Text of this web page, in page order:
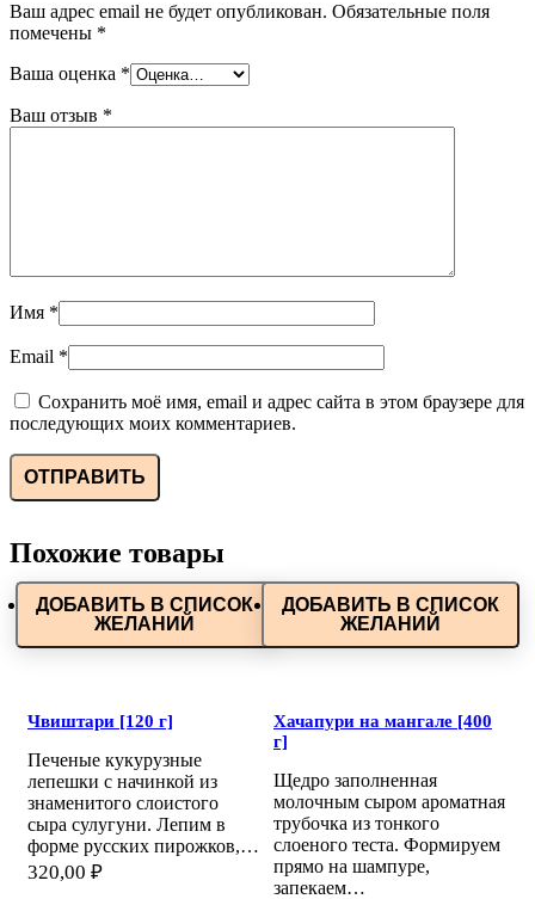
Ваш адрес email не будет опубликован. Обязательные поля
помечены *
Ваша оценка *
Ваш отзыв *
Имя *
Email *
Сохранить моё имя, email и адрес сайта в этом браузере для
последующих моих комментариев.
Похожие товары
ДОБАВИТЬ В СПИСОК
ЖЕЛАНИЙ
Чвиштари [120 г]
Печеные кукурузные
лепешки с начинкой из
знаменитого слоистого
сыра сулугуни. Лепим в
форме русских пирожков,…
320,00 ₽
ДОБАВИТЬ В СПИСОК
ЖЕЛАНИЙ
Хачапури на мангале [400
г]
Щедро заполненная
молочным сыром ароматная
трубочка из тонкого
слоеного теста. Формируем
прямо на шампуре,
запекаем…